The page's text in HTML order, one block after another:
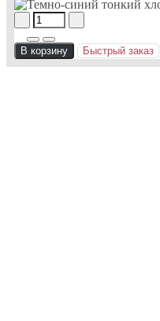
В корзину Быстрый заказ